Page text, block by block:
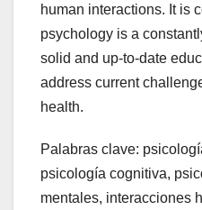
human interactions. It is
psychology is a
solid and up-to-date
address current
health.
Palabras clave:
psicología cognitiva,
mentales, interacciones